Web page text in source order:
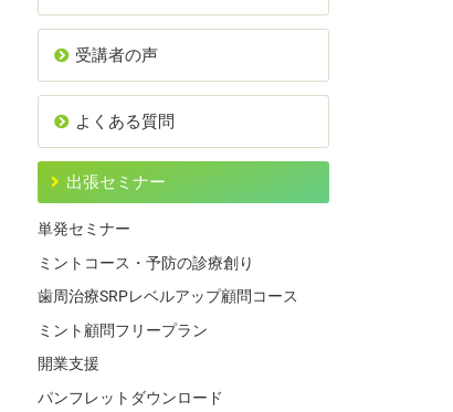
受講者の声
よくある質問
出張セミナー
単発セミナー
ミントコース・予防の診療創り
歯周治療SRPレベルアップ顧問コース
ミント顧問フリープラン
開業支援
パンフレットダウンロード